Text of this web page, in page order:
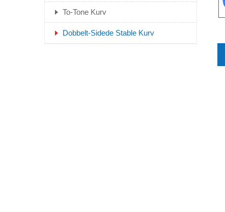
To-Tone Kurv
Dobbelt-Sidede Stable Kurv